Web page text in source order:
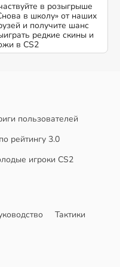
в розыгрыше
в школу» от наших
и получите шанс
редкие скины и
в CS2
пользователей
рейтингу 3.0
игроки CS2
Тактики